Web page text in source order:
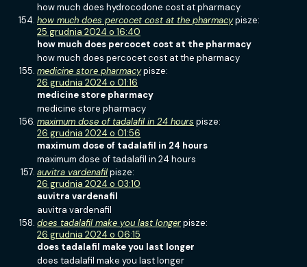
how much does hydrocodone cost at pharmacy
how much does percocet cost at the pharmacypisze:
25 grudnia 2024 o 16:40
how much does percocet cost at the pharmacy
how much does percocet cost at the pharmacy
medicine store pharmacypisze:
26 grudnia 2024 o 01:16
medicine store pharmacy
medicine store pharmacy
maximum dose of tadalafil in 24 hours pisze:
26 grudnia 2024 o 01:56
maximum dose of tadalafil in 24 hours
maximum dose of tadalafil in 24 hours
auvitra vardenafilpisze:
26 grudnia 2024 o 03:10
auvitra vardenafil
auvitra vardenafil
does tadalafil make you last longerpisze:
26 grudnia 2024 o 06:15
does tadalafil make you last longer
does tadalafil make you last longer